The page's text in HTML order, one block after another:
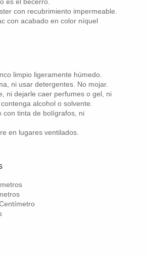
con recubrimiento impermeable.
con acabado en color níquel
limpio ligeramente húmedo.
ni usar detergentes. No mojar.
ni dejarle caer perfumes o gel, ni
alcohol o solvente.
con tinta de bolígrafos, ni
en lugares ventilados.